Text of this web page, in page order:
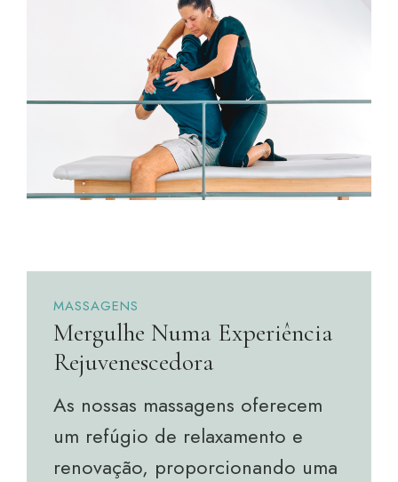
MASSAGENS
Mergulhe Numa Experiência
Rejuvenescedora
As nossas massagens oferecem
um refúgio de relaxamento e
renovação, proporcionando uma